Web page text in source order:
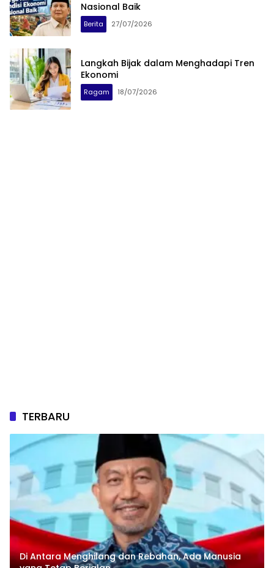
Nasional Baik
Berita 27/07/2026
Langkah Bijak dalam Menghadapi Tren
Ekonomi
Ragam 18/07/2026
TERBARU
Di Antara Menghilang dan Rebahan, Ada Manusia